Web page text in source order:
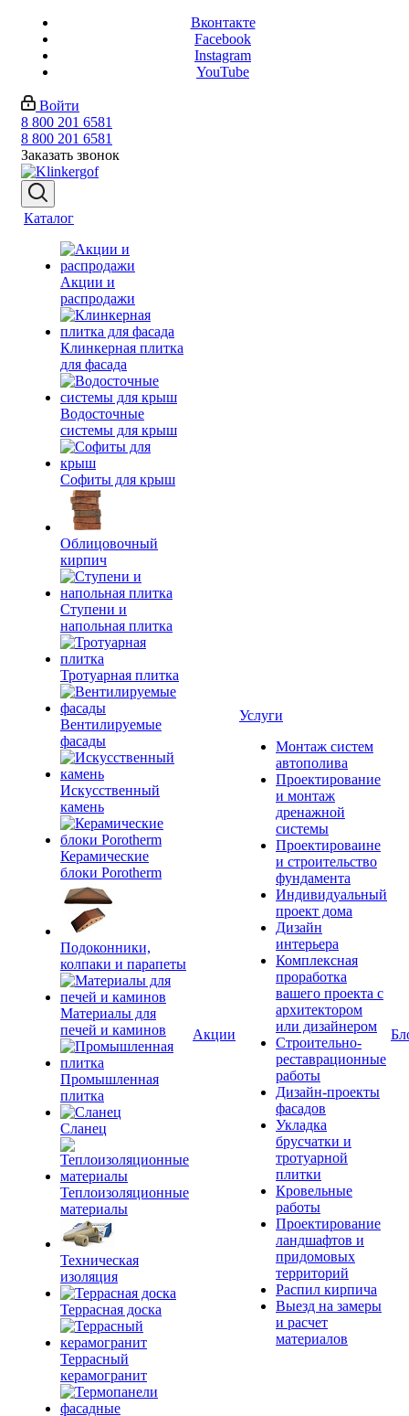
Вконтакте
Facebook
Instagram
YouTube
Войти
8 800 201 6581
8 800 201 6581
Заказать звонок
Каталог
Акции и
распродажи
Клинкерная плитка
для фасада
Водосточные
системы для крыш
Софиты для крыш
Облицовочный
кирпич
Ступени и
напольная плитка
Тротуарная плитка
Вентилируемые
фасады
Искусственный
камень
Керамические
блоки Porotherm
Подоконники,
колпаки и парапеты
Материалы для
печей и каминов
Промышленная
плитка
Сланец
Теплоизоляционные
материалы
Техническая
изоляция
Террасная доска
Террасный
керамогранит
Акции
Услуги
Монтаж систем
автополива
Проектирование
и монтаж
дренажной
системы
Проектироваине
и строительство
фундамента
Индивидуальный
проект дома
Дизайн
интерьера
Комплексная
проработка
вашего проекта с
архитектором
или дизайнером
Строительно-
реставрационные
работы
Дизайн-проекты
фасадов
Укладка
брусчатки и
тротуарной
плитки
Кровельные
работы
Проектирование
ландшафтов и
придомовых
территорий
Распил кирпича
Выезд на замеры
и расчет
материалов